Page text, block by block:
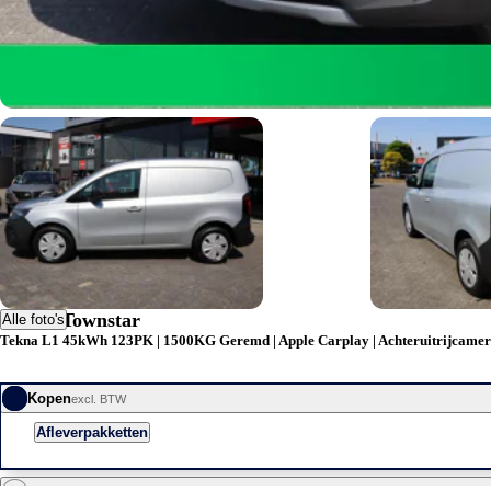
Alle foto's
Nissan Townstar
Tekna L1 45kWh 123PK | 1500KG Geremd | Apple Carplay |
Kopenexcl. BTW
Afleverpakketten